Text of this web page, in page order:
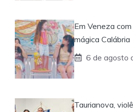
Em Veneza
mágica Calábria
6 de agosto
Taurianova,